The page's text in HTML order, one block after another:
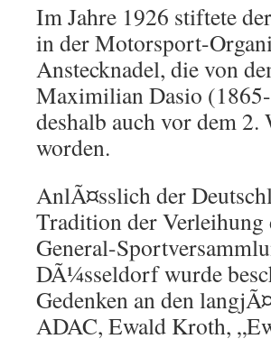
Im Jahre 1926 stiftete
in der Motorsport-
Anstecknadel, die von
Maximilian Dasio
deshalb auch vor dem
worden.
AnlÃ¤sslich der
Tradition der
General-
DÃ¼sseldorf wurde
Gedenken an den
ADAC, Ewald Kroth,